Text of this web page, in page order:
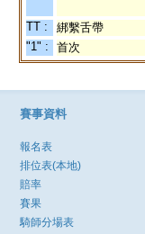
TT : 綁繫舌帶
"1" :
首次
賽事資料
報名表
排位表(本地)
賠率
賽果
騎師分場表